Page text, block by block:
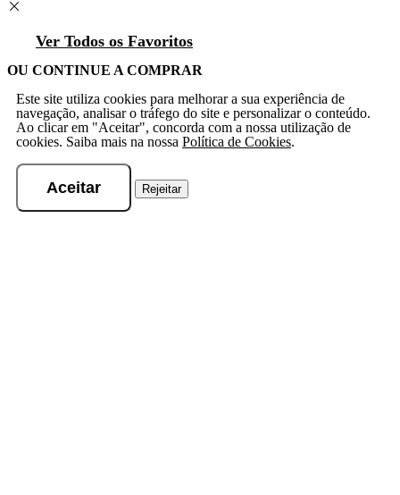
Ver Todos os Favoritos
OU CONTINUE A COMPRAR
Este site utiliza cookies para melhorar a sua experiência de
navegação, analisar o tráfego do site e personalizar o conteúdo.
Ao clicar em "Aceitar", concorda com a nossa utilização de
cookies. Saiba mais na nossa Política de Cookies.
Aceitar Rejeitar